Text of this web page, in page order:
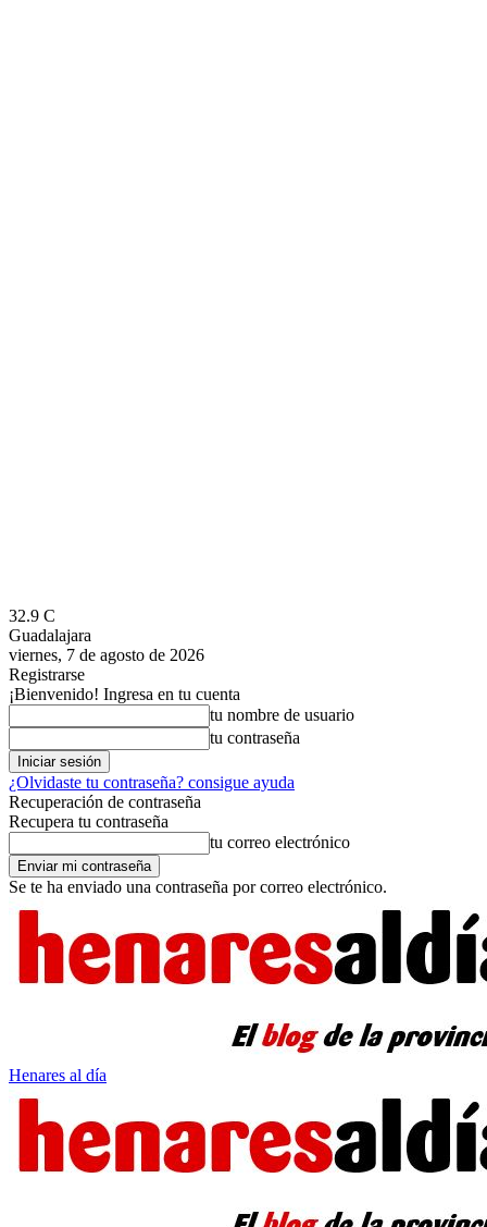
32.9 C
Guadalajara
viernes, 7 de agosto de 2026
Registrarse
¡Bienvenido! Ingresa en tu cuenta
tu nombre de usuario
tu contraseña
¿Olvidaste tu contraseña? consigue ayuda
Recuperación de contraseña
Recupera tu contraseña
tu correo electrónico
Se te ha enviado una contraseña por correo electrónico.
Henares al día